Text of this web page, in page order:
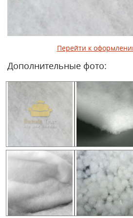
Перейти к
Дополнительные фото: